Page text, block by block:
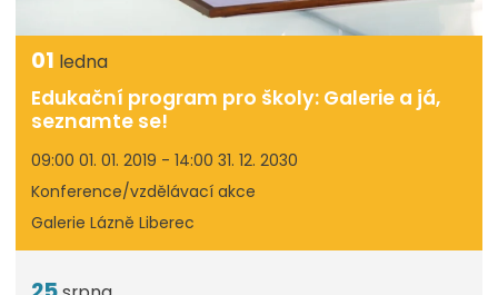
01 ledna
Edukační program pro školy: Galerie a já,
seznamte se!
09:00 01. 01. 2019 - 14:00 31. 12. 2030
Konference/vzdělávací akce
Galerie Lázně Liberec